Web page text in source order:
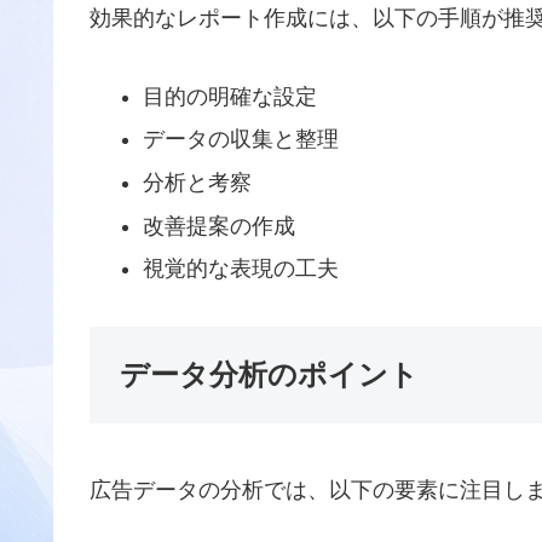
効果的なレポート作成には、以下の手順が推
目的の明確な設定
データの収集と整理
分析と考察
改善提案の作成
視覚的な表現の工夫
データ分析のポイント
広告データの分析では、以下の要素に注目し